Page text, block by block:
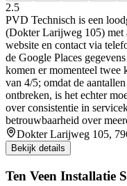
2.5
PVD Technisch is een
(Dokter Larijweg 105) met
website en contact via
de Google Places
komen er momenteel twee
van 4/5; omdat de
ontbreken, is het echter
over consistentie in
betrouwbaarheid over
Dokter Larijweg 105,
Bekijk details
Ten Veen Installatie